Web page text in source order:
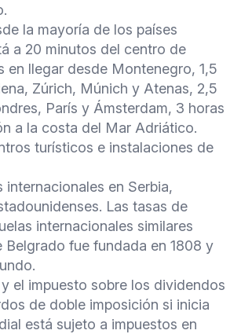
la mayoría de los países
a 20 minutos del centro de
en llegar desde Montenegro, 1,5
Zúrich, Múnich y Atenas, 2,5
París y Ámsterdam, 3 horas
a la costa del Mar Adriático.
turísticos e instalaciones de
internacionales en Serbia,
Las tasas de
internacionales similares
Belgrado fue fundada en 1808 y
el impuesto sobre los dividendos
de doble imposición si inicia
está sujeto a impuestos en